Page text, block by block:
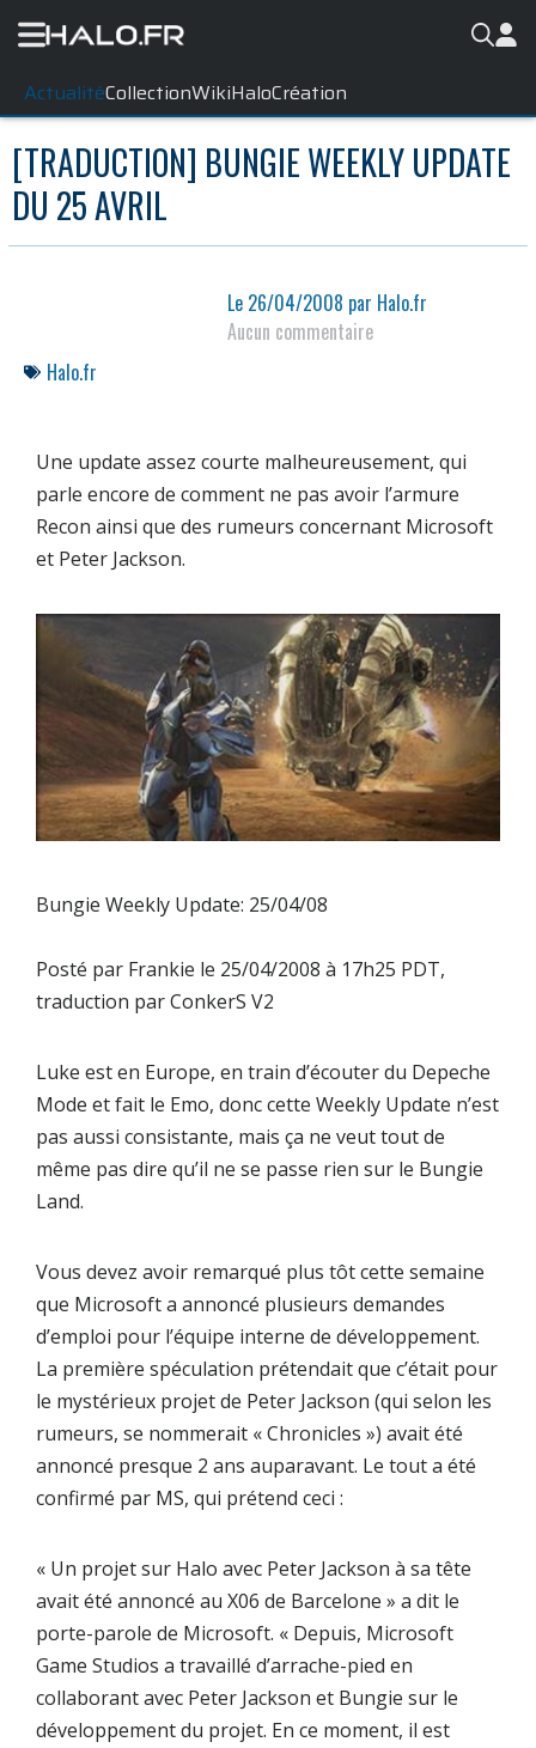
ActualitéCollectionWikiHaloCréation
[TRADUCTION] BUNGIE WEEKLY UPDATE
DU 25 AVRIL
Le 26/04/2008 par Halo.fr
Aucun commentaire
Halo.fr
Une update assez courte malheureusement, qui
parle encore de comment ne pas avoir l’armure
Recon ainsi que des rumeurs concernant Microsoft
et Peter Jackson.
Bungie Weekly Update: 25/04/08
Posté par Frankie le 25/04/2008 à 17h25 PDT,
traduction parConkerS V2
Luke est en Europe, en train d’écouter du Depeche
Mode et fait le Emo, donc cette Weekly Update n’est
pas aussi consistante, mais ça ne veut tout de
même pas dire qu’il ne se passe rien sur le Bungie
Land.
Vous devez avoir remarqué plus tôt cette semaine
que Microsoft a annoncé plusieurs demandes
d’emploi pour l’équipe interne de développement.
La première spéculation prétendait que c’était pour
le mystérieux projet de Peter Jackson (qui selon les
rumeurs, se nommerait « Chronicles ») avait été
annoncé presque 2 ans auparavant. Le tout a été
confirmé par MS, qui prétend ceci :
« Un projet sur Halo avec Peter Jackson à sa tête
avait été annoncé au X06 de Barcelone » a dit le
porte-parole de Microsoft. « Depuis, Microsoft
Game Studios a travaillé d’arrache-pied en
collaborant avec Peter Jackson et Bungie sur le
développement du projet. En ce moment, il est